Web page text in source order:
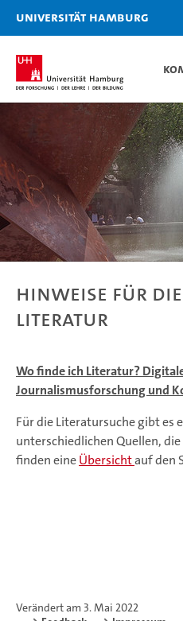
Universität Hamburg
Hinweise für
Literatur
Wo finde ich Literatur?
Journalismusforschung und
Für die Literatursuche gibt es
unterschiedlichen Quellen,
finden eineÜbersichtauf den
Verändert am 3. Mai 2022